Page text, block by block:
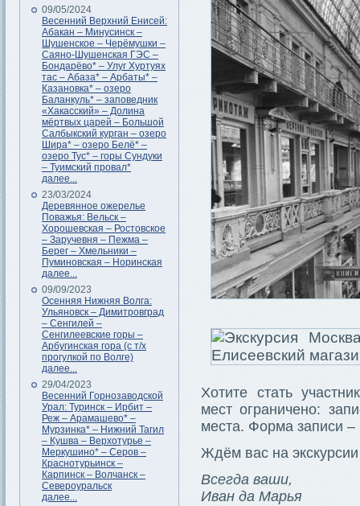
09/05/2024
Весенний Верхний Енисей:
Абакан – Минусинск –
Шушенское – Черёмушки –
Саяно-Шушенская ГЭС –
Бондарёво* – Улуг Хуртуях
тас – Абаза* – Арбаты* –
Казановка* – озеро
Баланкуль* – заповедник
«Хакасский» – Долина
мёртвых царей – Большой
Салбыкский курган – озеро
Шира* – озеро Белё* –
озеро Тус* – горы Сундуки
– Туимский провал*
далее...
23/03/2024
Деревянное ожерелье
Поважья: Вельск –
Хорошевская – Ростовское
– Заручевня – Пежма –
Берег – Хмельники –
Пуминовская – Норинская
далее...
09/09/2023
Осенняя Нижняя Волга:
Ульяновск – Димитровград
– Сенгилей –
Сенгилеевские горы –
Арбугинская гора (с т/х
прогулкой по Волге)
далее...
29/04/2023
Весенний Горнозаводской
Урал: Туринск – Ирбит –
Реж – Арамашево* –
Мурзинка* – Нижний Тагил
– Кушва – Верхотурье –
Меркушино* – Серов –
Краснотурьинск –
Карпинск – Волчанск –
Североуральск
далее...
Хотите стать
мест ограничено:
места. Форма записи –
Ждём вас на
Всегда ваши,
Иван да Марья